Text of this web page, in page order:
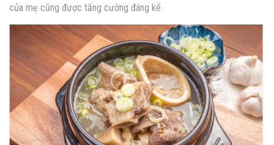
của mẹ cũng được tăng cường đáng kể.